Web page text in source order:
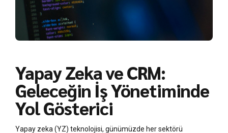
Yapay Zeka ve CRM:
Geleceğin İş Yönetiminde
Yol Gösterici
Yapay zeka (YZ) teknolojisi, günümüzde her sektörü